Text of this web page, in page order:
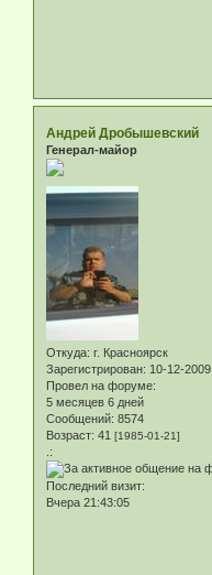
Андрей Дробышевский
Генерал-майор
Откуда: г. Красноярск
Зарегистрирован: 10-12-2009
Провел на форуме:
5 месяцев 6 дней
Сообщений: 8574
Возраст: 41 [1985-01-21]
.:
Последний визит:
Вчера 21:43:05